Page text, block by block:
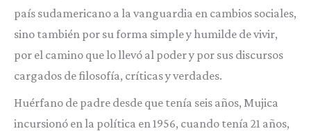
país sudamericano a la vanguardia en cambios sociales,
sino también por su forma simple y humilde de vivir,
por el camino que lo llevó al poder y por sus discursos
cargados de filosofía, críticas y verdades.
Huérfano de padre desde que tenía seis años, Mujica
incursionó en la política en 1956, cuando tenía 21 años,